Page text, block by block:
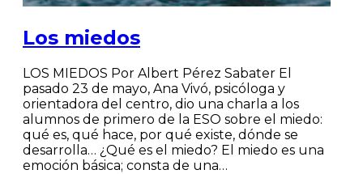
Los miedos
LOS MIEDOS Por Albert Pérez Sabater El
pasado 23 de mayo, Ana Vivó, psicóloga y
orientadora del centro, dio una charla a los
alumnos de primero de la ESO sobre el miedo:
qué es, qué hace, por qué existe, dónde se
desarrolla… ¿Qué es el miedo? El miedo es una
emoción básica; consta de una…